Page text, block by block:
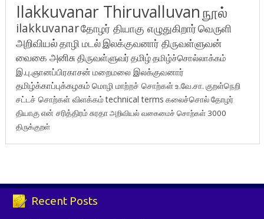
Ilakkuvanar Thiruvalluvanநூல்
ilakkuvanarதோழர் தியாகு எழுதுகிறார்வெருளி
அறிவியல்தாழி மடல்இலக்குவனார் திருவள்ளுவன்
வைகை அனிசுதிருவள்ளுவர்தமிழ்தமிழ்ச்சொல்லாக்கம்
இ.பு.ஞானப்பிரகாசன் மறைமலை இலக்குவனார்
தமிழ்க்காப்புக்கழகம் மொழி மாற்றச் சொற்கள்உ.வே.சா. குறள்நெறி
சட்டச் சொற்கள் விளக்கம்technical terms கலைச்சொல்தோழர்
தியாகுஎன் சரித்திரம்சுரதாஅறிவியல் வகைமைச் சொற்கள் 3000
திருக்குறள்
Recent Posts